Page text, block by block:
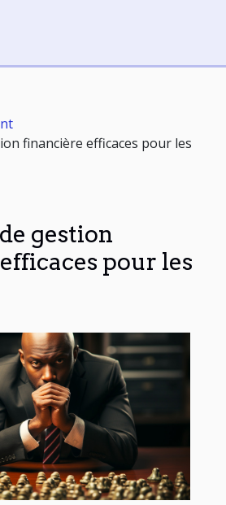
financière efficaces pour les
gestion
pour les